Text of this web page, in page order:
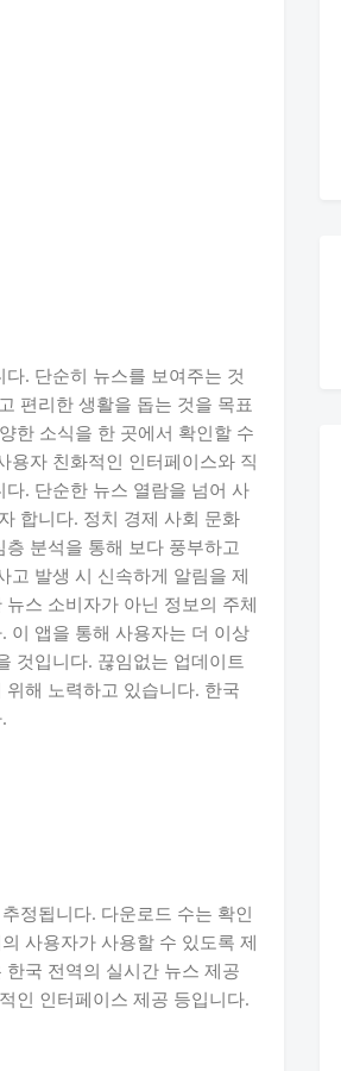
. 단순히 뉴스를 보여주는 것
편리한 생활을 돕는 것을 목표
한 소식을 한 곳에서 확인할 수
용자 친화적인 인터페이스와 직
. 단순한 뉴스 열람을 넘어 사
합니다. 정치 경제 사회 문화
분석을 통해 보다 풍부하고
고 발생 시 신속하게 알림을 제
스 소비자가 아닌 정보의 주체
이 앱을 통해 사용자는 더 이상
것입니다. 끊임없는 업데이트
해 노력하고 있습니다. 한국
정됩니다. 다운로드 수는 확인
사용자가 사용할 수 있도록 제
국 전역의 실시간 뉴스 제공
인 인터페이스 제공 등입니다.